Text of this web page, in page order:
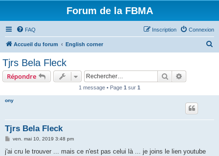
Forum de la FBMA
FAQ Connexion
Inscription
Accueil du forum English corner
Tjrs Bela Fleck
Répondre Rechercher
1 message • Page 1 sur 1
ony
Tjrs Bela Fleck
M
s
ven. mai 10, 2019 3:48 pm
j'ai cru le trouver ... mais ce n'est pas celui là ... je joins le lien youtube